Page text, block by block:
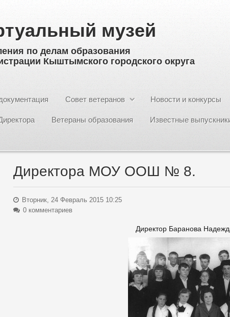
музей
по делам образования
Кыштымского городского округа
Совет ветеранов Новости и конкурсы
Ветераны образования Известные
Директора МОУ ООШ № 8.
Вторник, 24 Февраль 2015 10:25
0 комментариев
Директор Баранова